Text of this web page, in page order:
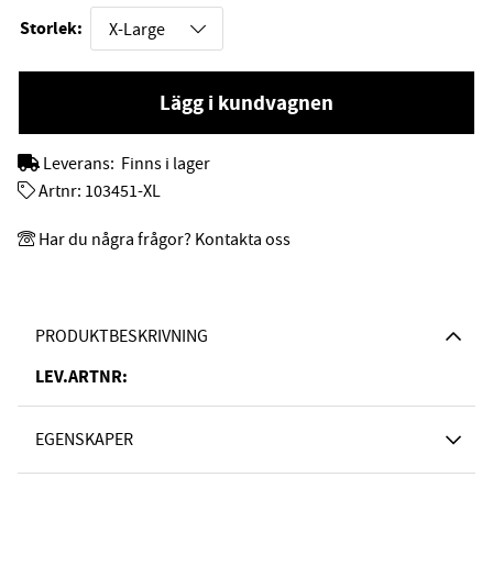
PRODUKTBESKRIVNING
LEV.ARTNR:
EGENSKAPER
Storlek:
Lägg i kundvagnen
Leverans: Finns i lager
Artnr: 103451-XL
Har du några frågor? Kontakta oss